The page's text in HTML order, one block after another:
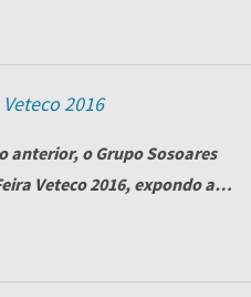
2016
anterior, o Grupo Sosoares
Veteco 2016, expondo as